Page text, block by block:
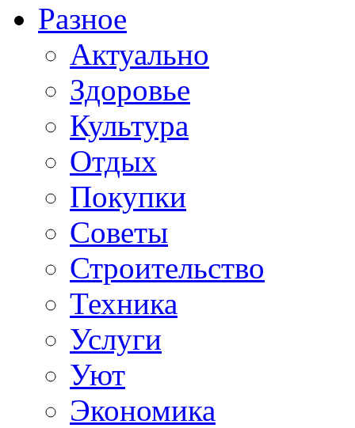
Разное
Актуально
Здоровье
Культура
Отдых
Покупки
Советы
Строительство
Техника
Услуги
Уют
Экономика